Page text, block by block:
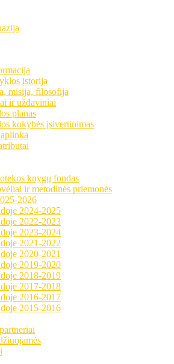
istorija
misija, filosofija
ir uždaviniai
planas
kokybės įsivertinimas
knygų fondas
ir metodinės priemonės
2026
2024-2025
2022-2023
2023-2024
2021-2022
2020-2021
2019-2020
2018-2019
2017-2018
2016-2017
2015-2016